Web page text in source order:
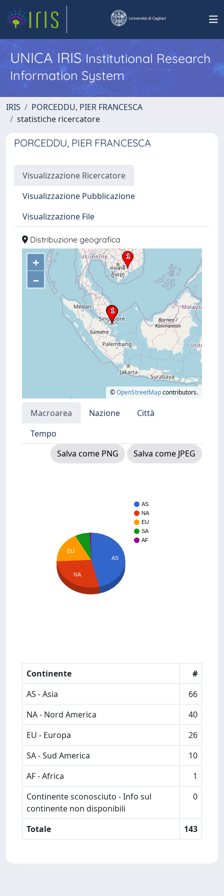
UNICA IRISInstitutional Research
Information System
IRIS
PORCEDDU, PIER FRANCESCA
statistiche ricercatore
PORCEDDU, PIER FRANCESCA
Visualizzazione Ricercatore
Visualizzazione Pubblicazione
Visualizzazione File
Distribuzione geografica
+
–
©OpenStreetMapcontributors.
Macroarea Nazione
Città
Tempo
Salva come PNG
Salva come JPEG
AS
NA
EU
SA
AF
AS
EU
NA
Continente
#
AS - Asia
66
NA - Nord America
40
EU - Europa
26
SA - Sud America
10
AF - Africa
1
Continente sconosciuto - Info sul
continente non disponibili
0
Totale 143